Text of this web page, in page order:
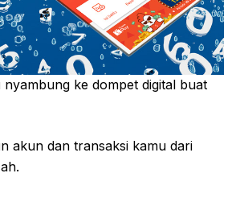
ke dompet digital buat
akun dan transaksi kamu dari